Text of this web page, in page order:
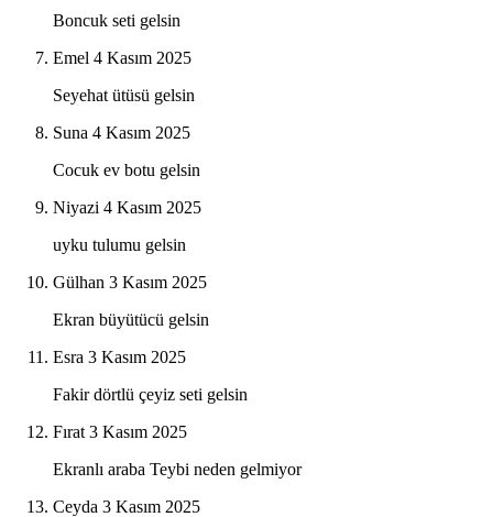
Boncuk seti gelsin
Emel 4 Kasım 2025
Seyehat ütüsü gelsin
Suna 4 Kasım 2025
Cocuk ev botu gelsin
Niyazi 4 Kasım 2025
uyku tulumu gelsin
Gülhan 3 Kasım 2025
Ekran büyütücü gelsin
Esra 3 Kasım 2025
Fakir dörtlü çeyiz seti gelsin
Fırat 3 Kasım 2025
Ekranlı araba Teybi neden gelmiyor
Ceyda 3 Kasım 2025